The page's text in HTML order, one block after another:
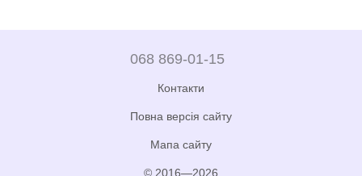
068 869-01-15
Контакти
Повна версія сайту
Мапа сайту
© 2016—2026